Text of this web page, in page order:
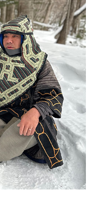
Proudly